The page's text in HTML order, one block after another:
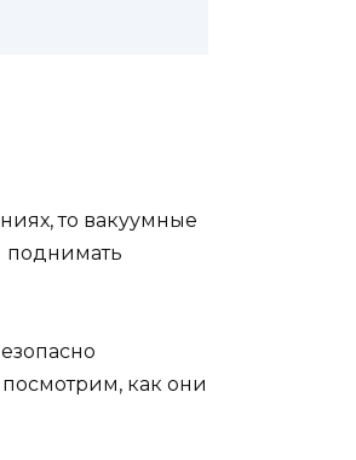
то вакуумные
поднимать
как они